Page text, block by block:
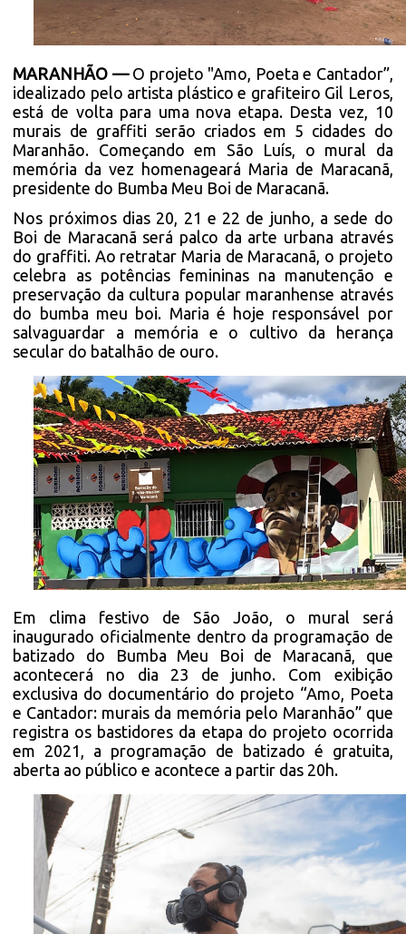
MARANHÃO —O projeto "Amo, Poeta e Cantador”,
idealizado pelo artista plástico e grafiteiro Gil Leros,
está de volta para uma nova etapa. Desta vez, 10
murais de graffiti serão criados em 5 cidades do
Maranhão. Começando em São Luís, o mural da
memória da vez homenageará Maria de Maracanã,
presidente do Bumba Meu Boi de Maracanã.
Nos próximos dias 20, 21 e 22 de junho, a sede do
Boi de Maracanã será palco da arte urbana através
do graffiti. Ao retratar Maria de Maracanã, o projeto
celebra as potências femininas na manutenção e
preservação da cultura popular maranhense através
do bumba meu boi. Maria é hoje responsável por
salvaguardar a memória e o cultivo da herança
secular do batalhão de ouro.
Em clima festivo de São João, o mural será
inaugurado oficialmente dentro da programação de
batizado do Bumba Meu Boi de Maracanã, que
acontecerá no dia 23 de junho. Com exibição
exclusiva do documentário do projeto “Amo, Poeta
e Cantador: murais da memória pelo Maranhão” que
registra os bastidores da etapa do projeto ocorrida
em 2021, a programação de batizado é gratuita,
aberta ao público e acontece a partir das 20h.